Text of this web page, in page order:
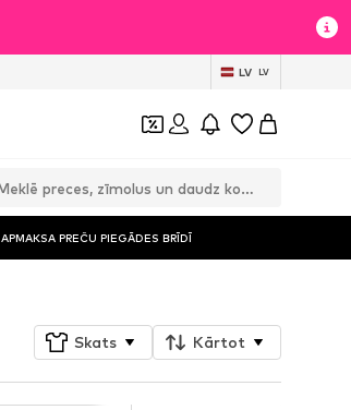
LV LV
APMAKSA PREČU PIEGĀDES BRĪDĪ
Skats Kārtot